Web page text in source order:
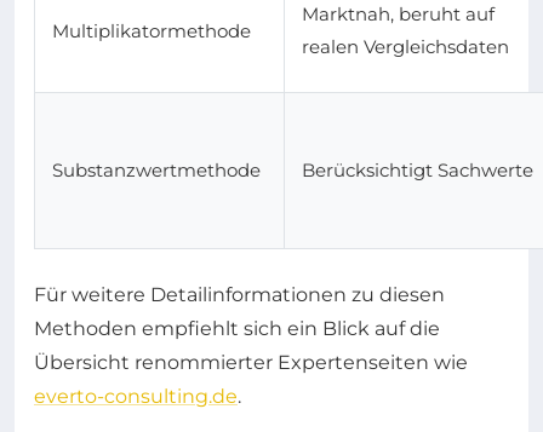
Multiplikatormethode
Marktnah, beruht auf
realen Vergleichsdaten
Substanzwertmethode Berücksichtigt Sachwerte
Für weitere Detailinformationen zu diesen
Methoden empfiehlt sich ein Blick auf die
Übersicht renommierter Expertenseiten wie
everto-consulting.de.